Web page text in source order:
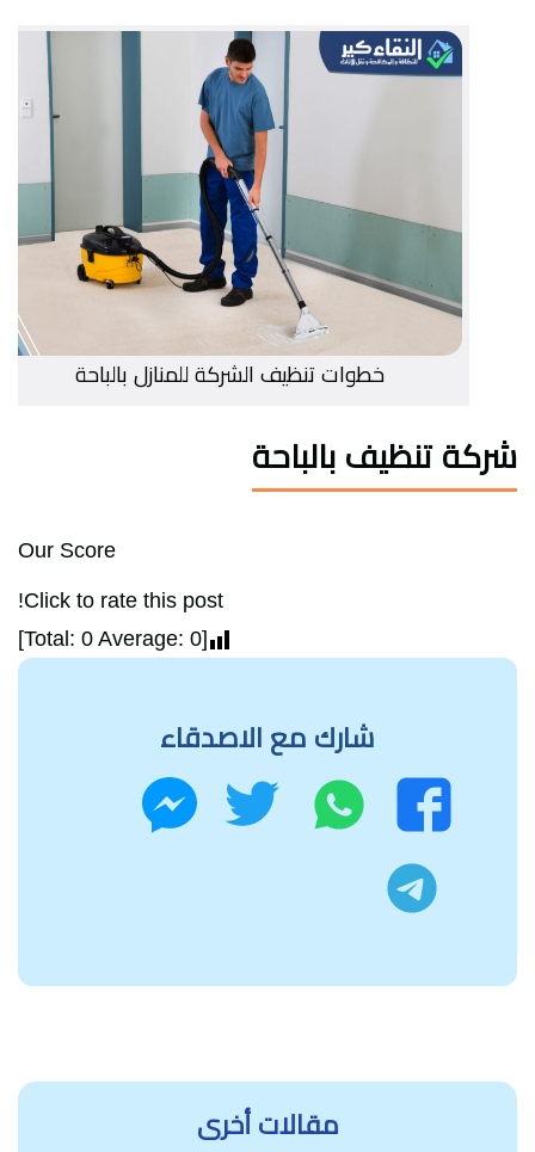
خطوات تنظيف الشركة للمنازل بالباحة
شركة تنظيف بالباحة
Our Score
Click to rate this post!
[Total:
0 Average: 0
]
شارك مع الاصدقاء
فيسبوك
واتساب تويتر
مقالات أخرى